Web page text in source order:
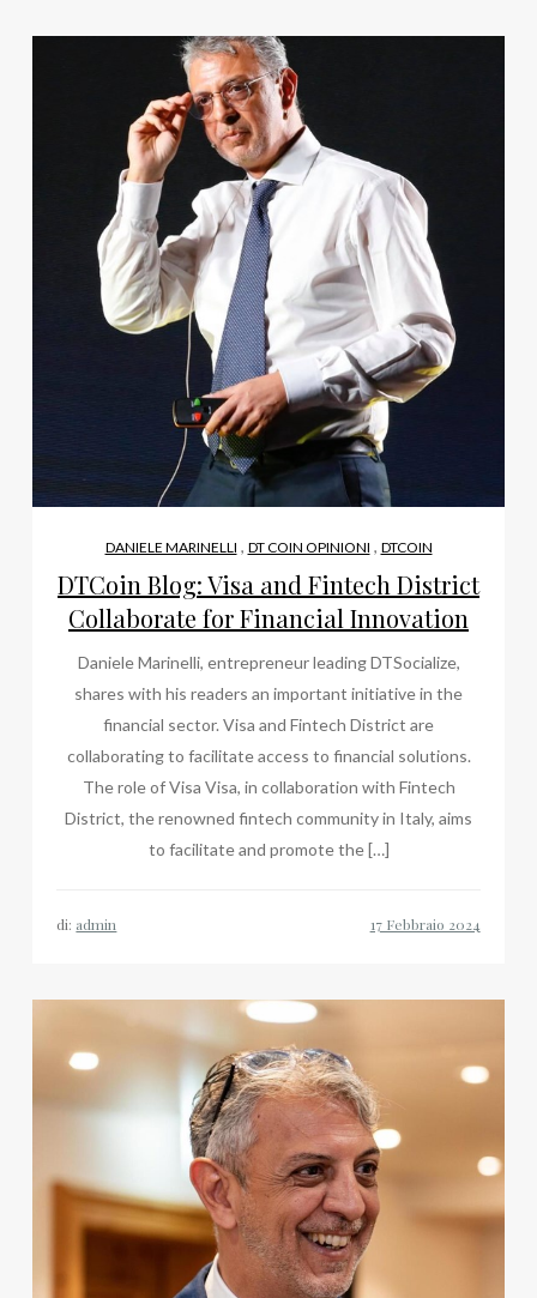
DANIELE MARINELLI , DT COIN OPINIONI , DTCOIN
DTCoin Blog: Visa and Fintech District
Collaborate for Financial Innovation
Daniele Marinelli, entrepreneur leading DTSocialize,
shares with his readers an important initiative in the
financial sector. Visa and Fintech District are
collaborating to facilitate access to financial solutions.
The role of Visa Visa, in collaboration with Fintech
District, the renowned fintech community in Italy, aims
to facilitate and promote the […]
di: admin